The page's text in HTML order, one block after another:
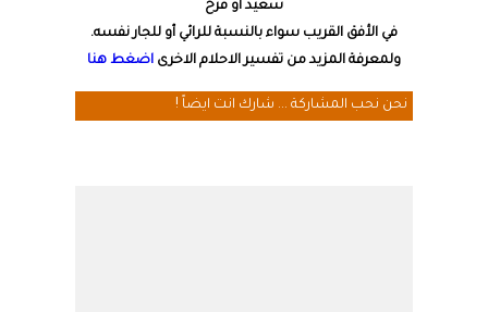
سعيد أو فرح
في الأفق القريب سواء بالنسبة للرائي أو للجار نفسه.
ولمعرفة المزيد من تفسير الاحلام الاخرى اضغط هنا
نحن نحب المشاركة ... شارك انت ايضاً !